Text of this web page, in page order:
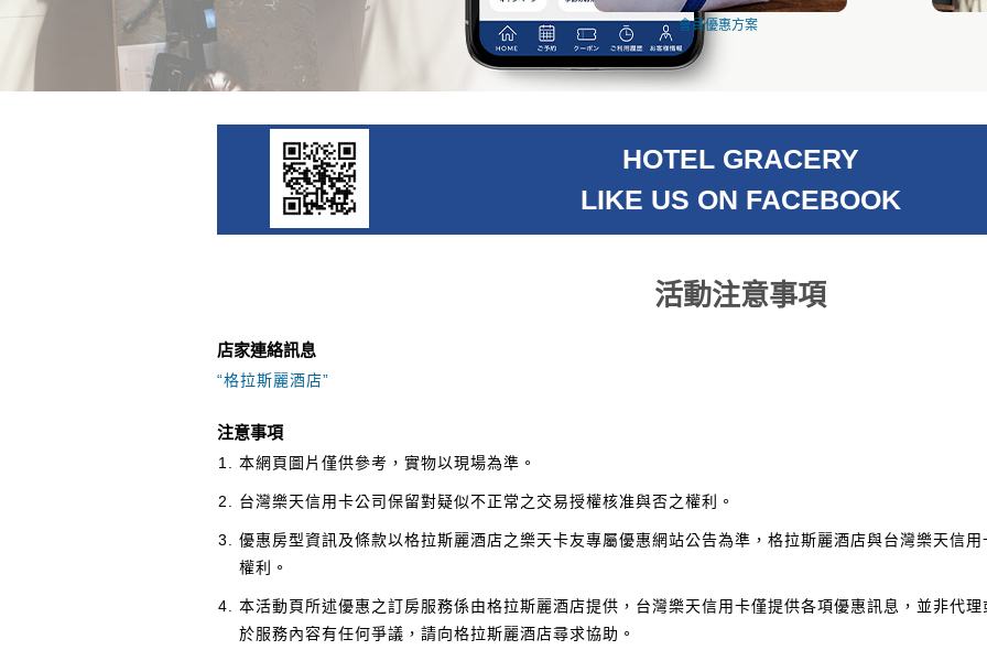
會員優惠方案
HOTEL GRACERY
LIKE US ON FACEBOOK
活動注意事項
店家連絡訊息
“格拉斯麗酒店”
注意事項
本網頁圖片僅供參考，實物以現場為準。
台灣樂天信用卡公司保留對疑似不正常之交易授權核准與否之權利。
優惠房型資訊及條款以格拉斯麗酒店之樂天卡友專屬優惠網站公告為準，格拉斯麗酒店與台灣樂天信
權利。
本活動頁所述優惠之訂房服務係由格拉斯麗酒店提供，台灣樂天信用卡僅提供各項優惠訊息，並非代
於服務內容有任何爭議，請向格拉斯麗酒店尋求協助。